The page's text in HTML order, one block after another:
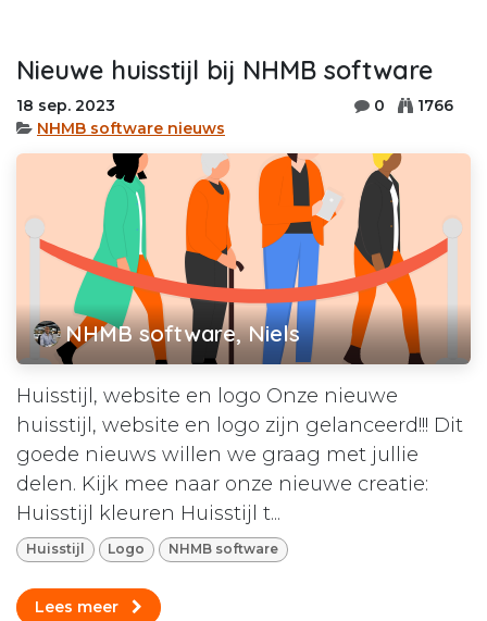
Nieuwe huisstijl bij NHMB software
18 sep. 2023 0
1766
NHMB software nieuws
NHMB software, Niels
Huisstijl, website en logo Onze nieuwe
huisstijl, website en logo zijn gelanceerd!!! Dit
goede nieuws willen we graag met jullie
delen. Kijk mee naar onze nieuwe creatie:
Huisstijl kleuren Huisstijl t...
Huisstijl Logo NHMB software
Lees meer